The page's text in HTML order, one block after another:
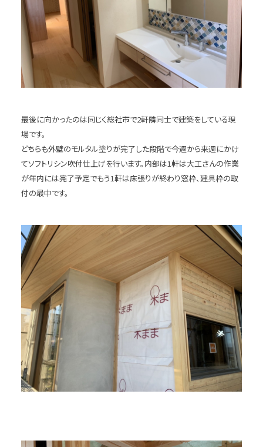
最後に向かったのは同じく総社市で2軒隣同士で建築をしている現
場です。
どちらも外壁のモルタル塗りが完了した段階で今週から来週にかけ
てソフトリシン吹付仕上げを行います。内部は1軒は大工さんの作業
が年内には完了予定でもう1軒は床張りが終わり窓枠、建具枠の取
付の最中です。